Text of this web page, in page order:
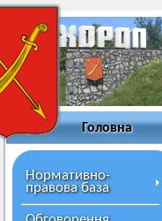
Головна
Нормативно-
правова база